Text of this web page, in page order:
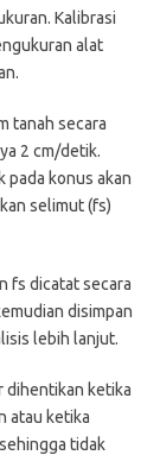
Kalibrasi
alat
tanah secara
2 cm/detik.
pada konus akan
selimut (fs)
fs dicatat secara
disimpan
lebih lanjut.
dihentikan ketika
atau ketika
tidak